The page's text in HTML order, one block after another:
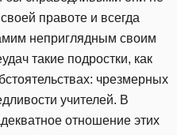
правоте и всегда
неприглядным своим
такие подростки, как
чрезмерных
учителей. В
отношение этих